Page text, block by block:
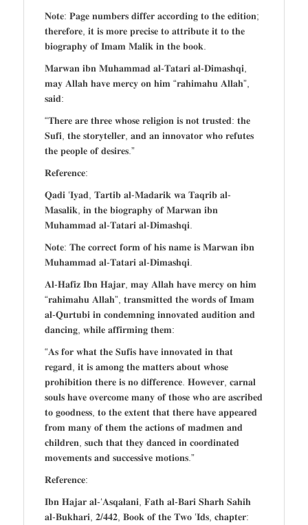
𝐍𝐨𝐭𝐞: 𝐏𝐚𝐠𝐞 𝐧𝐮𝐦𝐛𝐞𝐫𝐬 𝐝𝐢𝐟𝐟𝐞𝐫 𝐚𝐜𝐜𝐨𝐫𝐝𝐢𝐧𝐠 𝐭𝐨 𝐭𝐡𝐞 𝐞𝐝𝐢𝐭𝐢𝐨𝐧;
𝐭𝐡𝐞𝐫𝐞𝐟𝐨𝐫𝐞, 𝐢𝐭 𝐢𝐬 𝐦𝐨𝐫𝐞 𝐩𝐫𝐞𝐜𝐢𝐬𝐞 𝐭𝐨 𝐚𝐭𝐭𝐫𝐢𝐛𝐮𝐭𝐞 𝐢𝐭 𝐭𝐨 𝐭𝐡𝐞
𝐛𝐢𝐨𝐠𝐫𝐚𝐩𝐡𝐲 𝐨𝐟 𝐈𝐦𝐚𝐦 𝐌𝐚𝐥𝐢𝐤 𝐢𝐧 𝐭𝐡𝐞 𝐛𝐨𝐨𝐤.
𝐌𝐚𝐫𝐰𝐚𝐧 𝐢𝐛𝐧 𝐌𝐮𝐡𝐚𝐦𝐦𝐚𝐝 𝐚𝐥-𝐓𝐚𝐭𝐚𝐫𝐢 𝐚𝐥-𝐃𝐢𝐦𝐚𝐬𝐡𝐪𝐢,
𝐦𝐚𝐲 𝐀𝐥𝐥𝐚𝐡 𝐡𝐚𝐯𝐞 𝐦𝐞𝐫𝐜𝐲 𝐨𝐧 𝐡𝐢𝐦 “𝐫𝐚𝐡𝐢𝐦𝐚𝐡𝐮 𝐀𝐥𝐥𝐚𝐡”,
𝐬𝐚𝐢𝐝:
“𝐓𝐡𝐞𝐫𝐞 𝐚𝐫𝐞 𝐭𝐡𝐫𝐞𝐞 𝐰𝐡𝐨𝐬𝐞 𝐫𝐞𝐥𝐢𝐠𝐢𝐨𝐧 𝐢𝐬 𝐧𝐨𝐭 𝐭𝐫𝐮𝐬𝐭𝐞𝐝: 𝐭𝐡𝐞
𝐒𝐮𝐟𝐢, 𝐭𝐡𝐞 𝐬𝐭𝐨𝐫𝐲𝐭𝐞𝐥𝐥𝐞𝐫, 𝐚𝐧𝐝 𝐚𝐧 𝐢𝐧𝐧𝐨𝐯𝐚𝐭𝐨𝐫 𝐰𝐡𝐨 𝐫𝐞𝐟𝐮𝐭𝐞𝐬
𝐭𝐡𝐞 𝐩𝐞𝐨𝐩𝐥𝐞 𝐨𝐟 𝐝𝐞𝐬𝐢𝐫𝐞𝐬.”
𝐑𝐞𝐟𝐞𝐫𝐞𝐧𝐜𝐞:
𝐐𝐚𝐝𝐢 ‘𝐈𝐲𝐚𝐝, 𝐓𝐚𝐫𝐭𝐢𝐛 𝐚𝐥-𝐌𝐚𝐝𝐚𝐫𝐢𝐤 𝐰𝐚 𝐓𝐚𝐪𝐫𝐢𝐛 𝐚𝐥-
𝐌𝐚𝐬𝐚𝐥𝐢𝐤, 𝐢𝐧 𝐭𝐡𝐞 𝐛𝐢𝐨𝐠𝐫𝐚𝐩𝐡𝐲 𝐨𝐟 𝐌𝐚𝐫𝐰𝐚𝐧 𝐢𝐛𝐧
𝐌𝐮𝐡𝐚𝐦𝐦𝐚𝐝 𝐚𝐥-𝐓𝐚𝐭𝐚𝐫𝐢 𝐚𝐥-𝐃𝐢𝐦𝐚𝐬𝐡𝐪𝐢.
𝐍𝐨𝐭𝐞: 𝐓𝐡𝐞 𝐜𝐨𝐫𝐫𝐞𝐜𝐭 𝐟𝐨𝐫𝐦 𝐨𝐟 𝐡𝐢𝐬 𝐧𝐚𝐦𝐞 𝐢𝐬 𝐌𝐚𝐫𝐰𝐚𝐧 𝐢𝐛𝐧
𝐌𝐮𝐡𝐚𝐦𝐦𝐚𝐝 𝐚𝐥-𝐓𝐚𝐭𝐚𝐫𝐢 𝐚𝐥-𝐃𝐢𝐦𝐚𝐬𝐡𝐪𝐢.
𝐀𝐥-𝐇𝐚𝐟𝐢𝐳 𝐈𝐛𝐧 𝐇𝐚𝐣𝐚𝐫, 𝐦𝐚𝐲 𝐀𝐥𝐥𝐚𝐡 𝐡𝐚𝐯𝐞 𝐦𝐞𝐫𝐜𝐲 𝐨𝐧 𝐡𝐢𝐦
“𝐫𝐚𝐡𝐢𝐦𝐚𝐡𝐮 𝐀𝐥𝐥𝐚𝐡”, 𝐭𝐫𝐚𝐧𝐬𝐦𝐢𝐭𝐭𝐞𝐝 𝐭𝐡𝐞 𝐰𝐨𝐫𝐝𝐬 𝐨𝐟 𝐈𝐦𝐚𝐦
𝐚𝐥-𝐐𝐮𝐫𝐭𝐮𝐛𝐢 𝐢𝐧 𝐜𝐨𝐧𝐝𝐞𝐦𝐧𝐢𝐧𝐠 𝐢𝐧𝐧𝐨𝐯𝐚𝐭𝐞𝐝 𝐚𝐮𝐝𝐢𝐭𝐢𝐨𝐧 𝐚𝐧𝐝
𝐝𝐚𝐧𝐜𝐢𝐧𝐠, 𝐰𝐡𝐢𝐥𝐞 𝐚𝐟𝐟𝐢𝐫𝐦𝐢𝐧𝐠 𝐭𝐡𝐞𝐦:
“𝐀𝐬 𝐟𝐨𝐫 𝐰𝐡𝐚𝐭 𝐭𝐡𝐞 𝐒𝐮𝐟𝐢𝐬 𝐡𝐚𝐯𝐞 𝐢𝐧𝐧𝐨𝐯𝐚𝐭𝐞𝐝 𝐢𝐧 𝐭𝐡𝐚𝐭
𝐫𝐞𝐠𝐚𝐫𝐝, 𝐢𝐭 𝐢𝐬 𝐚𝐦𝐨𝐧𝐠 𝐭𝐡𝐞 𝐦𝐚𝐭𝐭𝐞𝐫𝐬 𝐚𝐛𝐨𝐮𝐭 𝐰𝐡𝐨𝐬𝐞
𝐩𝐫𝐨𝐡𝐢𝐛𝐢𝐭𝐢𝐨𝐧 𝐭𝐡𝐞𝐫𝐞 𝐢𝐬 𝐧𝐨 𝐝𝐢𝐟𝐟𝐞𝐫𝐞𝐧𝐜𝐞. 𝐇𝐨𝐰𝐞𝐯𝐞𝐫, 𝐜𝐚𝐫𝐧𝐚𝐥
𝐬𝐨𝐮𝐥𝐬 𝐡𝐚𝐯𝐞 𝐨𝐯𝐞𝐫𝐜𝐨𝐦𝐞 𝐦𝐚𝐧𝐲 𝐨𝐟 𝐭𝐡𝐨𝐬𝐞 𝐰𝐡𝐨 𝐚𝐫𝐞 𝐚𝐬𝐜𝐫𝐢𝐛𝐞𝐝
𝐭𝐨 𝐠𝐨𝐨𝐝𝐧𝐞𝐬𝐬, 𝐭𝐨 𝐭𝐡𝐞 𝐞𝐱𝐭𝐞𝐧𝐭 𝐭𝐡𝐚𝐭 𝐭𝐡𝐞𝐫𝐞 𝐡𝐚𝐯𝐞 𝐚𝐩𝐩𝐞𝐚𝐫𝐞𝐝
𝐟𝐫𝐨𝐦 𝐦𝐚𝐧𝐲 𝐨𝐟 𝐭𝐡𝐞𝐦 𝐭𝐡𝐞 𝐚𝐜𝐭𝐢𝐨𝐧𝐬 𝐨𝐟 𝐦𝐚𝐝𝐦𝐞𝐧 𝐚𝐧𝐝
𝐜𝐡𝐢𝐥𝐝𝐫𝐞𝐧, 𝐬𝐮𝐜𝐡 𝐭𝐡𝐚𝐭 𝐭𝐡𝐞𝐲 𝐝𝐚𝐧𝐜𝐞𝐝 𝐢𝐧 𝐜𝐨𝐨𝐫𝐝𝐢𝐧𝐚𝐭𝐞𝐝
𝐦𝐨𝐯𝐞𝐦𝐞𝐧𝐭𝐬 𝐚𝐧𝐝 𝐬𝐮𝐜𝐜𝐞𝐬𝐬𝐢𝐯𝐞 𝐦𝐨𝐭𝐢𝐨𝐧𝐬.”
𝐑𝐞𝐟𝐞𝐫𝐞𝐧𝐜𝐞:
𝐈𝐛𝐧 𝐇𝐚𝐣𝐚𝐫 𝐚𝐥-‘𝐀𝐬𝐪𝐚𝐥𝐚𝐧𝐢, 𝐅𝐚𝐭𝐡 𝐚𝐥-𝐁𝐚𝐫𝐢 𝐒𝐡𝐚𝐫𝐡 𝐒𝐚𝐡𝐢𝐡
𝐚𝐥-𝐁𝐮𝐤𝐡𝐚𝐫𝐢, 𝟐/𝟒𝟒𝟐, 𝐁𝐨𝐨𝐤 𝐨𝐟 𝐭𝐡𝐞 𝐓𝐰𝐨 ‘𝐈𝐝𝐬, 𝐜𝐡𝐚𝐩𝐭𝐞𝐫: